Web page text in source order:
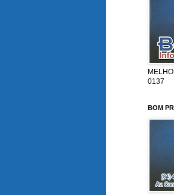
0137
BOM